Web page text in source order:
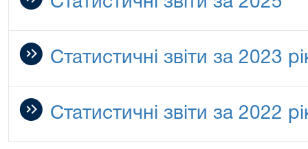
Статистичні звіти за 2023
Статистичні звіти за 2022